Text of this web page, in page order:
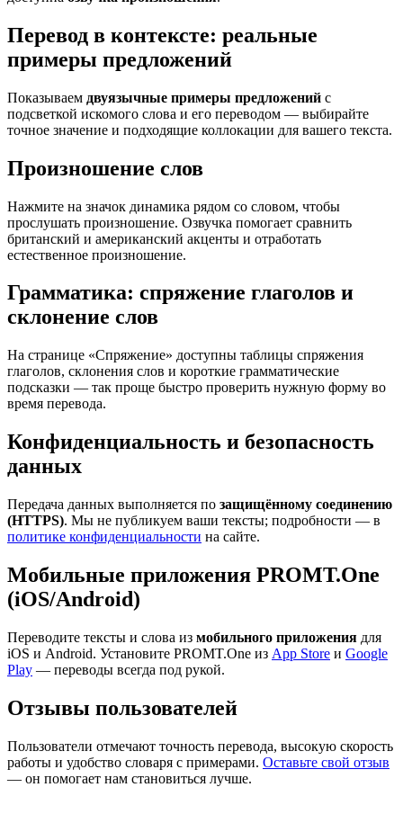
Перевод в контексте: реальные
примеры предложений
Показываем двуязычные примеры предложений с
подсветкой искомого слова и его переводом — выбирайте
точное значение и подходящие коллокации для вашего текста.
Произношение слов
Нажмите на значок динамика рядом со словом, чтобы
прослушать произношение. Озвучка помогает сравнить
британский и американский акценты и отработать
естественное произношение.
Грамматика: спряжение глаголов и
склонение слов
На странице «Спряжение» доступны таблицы спряжения
глаголов, склонения слов и короткие грамматические
подсказки — так проще быстро проверить нужную форму во
время перевода.
Конфиденциальность и безопасность
данных
Передача данных выполняется по защищённому соединению
(HTTPS). Мы не публикуем ваши тексты; подробности — в
политике конфиденциальности на сайте.
Мобильные приложения PROMT.One
(iOS/Android)
Переводите тексты и слова из мобильного приложения для
iOS и Android. Установите PROMT.One из App Store и Google
Play — переводы всегда под рукой.
Отзывы пользователей
Пользователи отмечают точность перевода, высокую скорость
работы и удобство словаря с примерами. Оставьте свой отзыв
— он помогает нам становиться лучше.